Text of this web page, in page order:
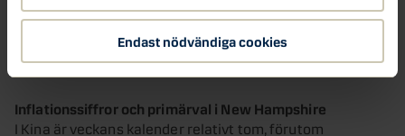
Endast nödvändiga cookies
året förblir intakt. Vi behåller därför en liten övervikt i
aktier som väntas ge högre avkastning än obligationer de
kommande tolv månaderna.
Inflationssiffror och primärval i New Hampshire
I Kina är veckans kalender relativt tom, förutom